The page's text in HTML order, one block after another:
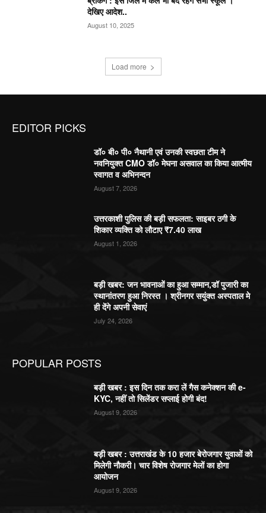
देखिए आदेश..
August 10, 2025
Load more
EDITOR PICKS
डॉ० बी० पी० नैथानी एवं उनकी स्वछता टीम ने
नवनियुक्त CMO डॉ० मेघना असवाल का किया आत्मीय
स्वागत व अभिनन्दन
August 7, 2026
उत्तरकाशी पुलिस की बड़ी सफलता: साइबर ठगी के
शिकार व्यक्ति को लौटाए ₹7.40 लाख
August 1, 2026
बड़ी खबर: जन भावनाओं का हुआ सम्मान,डॉ पुजारी का
स्थानांतरण हुआ निरस्त । श्रीनगर सयुंक्त अस्पताल मे
ही देंगे अपनी सेवाएं
July 24, 2026
POPULAR POSTS
बड़ी खबर : इस दिन तक करा लें गैस कनेक्शन की e-
KYC, नहीं तो सिलेंडर सप्लाई होगी बंद!
August 9, 2026
बड़ी खबर : उत्तराखंड के 10 हजार बेरोजगार युवाओं को
मिलेगी नौकरी। चार विशेष रोजगार मेलों का होगा
आयोजन
August 9, 2026